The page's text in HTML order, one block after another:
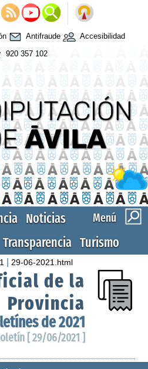
Antifraude
Accesibilidad
920 357 102
Menú
Noticias
Transparencia Turismo
29-06-2021.html
de la
Provincia
de 2021
[ 29/06/2021 ]